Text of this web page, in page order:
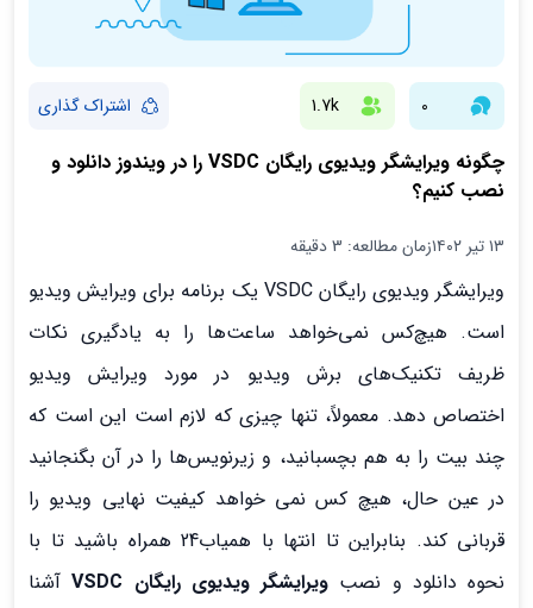
0
1.7k اشتراک گذاری
چگونه ویرایشگر ویدیوی رایگان VSDC را در ویندوز دانلود و
نصب کنیم؟
۱۳ تیر ۱۴۰۲ زمان مطالعه: 3 دقیقه
ویرایشگر ویدیوی رایگان VSDC یک برنامه برای ویرایش ویدیو
است. هیچ‌کس نمی‌خواهد ساعت‌ها را به یادگیری نکات
ظریف تکنیک‌های برش ویدیو در مورد ویرایش ویدیو
اختصاص دهد. معمولاً، تنها چیزی که لازم است این است که
چند بیت را به هم بچسبانید، و زیرنویس‌ها را در آن بگنجانید
در عین حال، هیچ کس نمی خواهد کیفیت نهایی ویدیو را
قربانی کند. بنابراین تا انتها با همیاب24 همراه باشید تا با
نحوه دانلود و نصب ویرایشگر ویدیوی رایگان VSDC
آشنا